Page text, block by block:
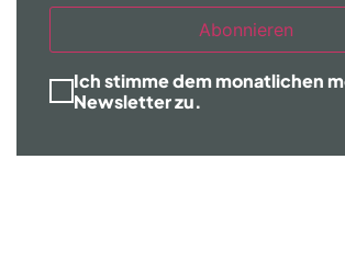
Abonnieren
Ich stimme dem monatlichen
Newsletter zu.